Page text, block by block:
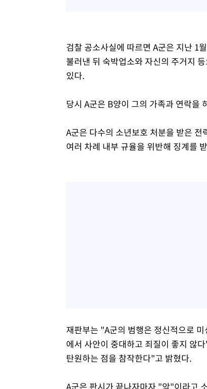
검찰 공소사실에 따르면 A군은 지난 1
불러낸 뒤 숙박업소와 자신의 주거지
있다.
당시 A군은 B양이 그의 가족과 연락을
A군은 다수의 소년보호 처분을 받은
여러 차례 내부 규율을 위반해 징계를
재판부는 "A군의 범행은 정신적으로
에서 사안이 중대하고 죄질이 좋지 않
탄원하는 점을 참작한다"고 밝혔다.
A군은 판시가 끝나자마자 "악"이라고